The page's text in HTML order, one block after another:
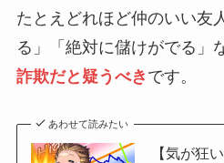
たとえどれほど仲のいい友
る」「絶対に儲けがでる」
詐欺だと疑うべき です。
あわせて読みたい
【気が狂